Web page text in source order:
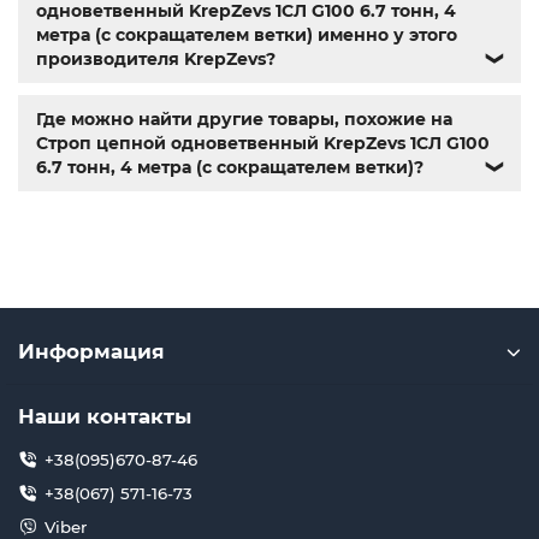
одноветвенный KrepZevs 1СЛ G100 6.7 тонн, 4
метра (с сокращателем ветки) именно у этого
производителя KrepZevs?
❯
Где можно найти другие товары, похожие на
Строп цепной одноветвенный KrepZevs 1СЛ G100
6.7 тонн, 4 метра (с сокращателем ветки)?
❯
Информация
Наши контакты
+38(095)670-87-46
+38(067) 571-16-73
Viber